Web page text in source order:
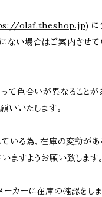
olaf.theshop.jp) に
ない場合はご案内させて
て色合いが異なることが
いいたします。
いる為、在庫の変動が
ますようお願い致します。
カーに在庫の確認をし